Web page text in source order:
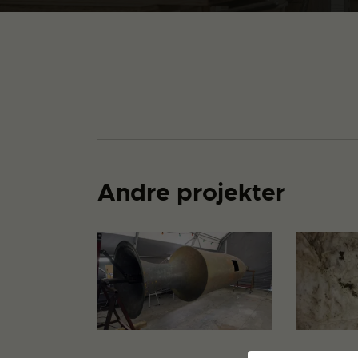
Andre projekter